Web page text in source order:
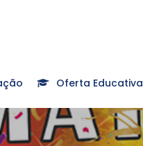
Oferta Educativa